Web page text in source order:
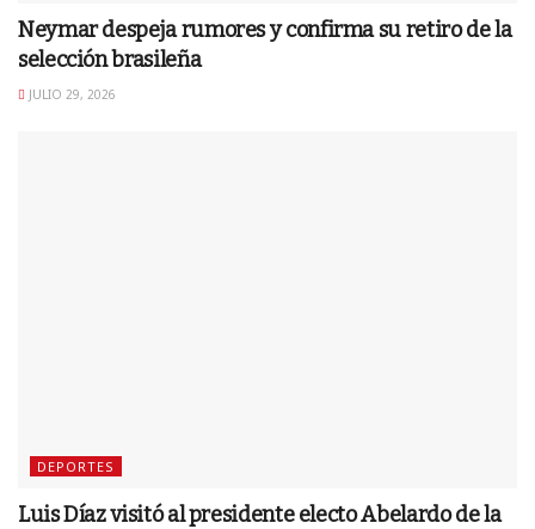
Neymar despeja rumores y confirma su retiro de la
selección brasileña
JULIO 29, 2026
DEPORTES
Luis Díaz visitó al presidente electo Abelardo de la